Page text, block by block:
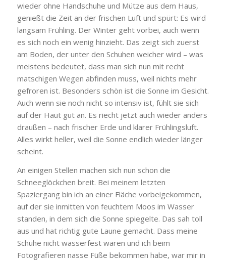
wieder ohne Handschuhe und Mütze aus dem Haus,
genießt die Zeit an der frischen Luft und spürt: Es wird
langsam Frühling. Der Winter geht vorbei, auch wenn
es sich noch ein wenig hinzieht. Das zeigt sich zuerst
am Boden, der unter den Schuhen weicher wird – was
meistens bedeutet, dass man sich nun mit recht
matschigen Wegen abfinden muss, weil nichts mehr
gefroren ist. Besonders schön ist die Sonne im Gesicht.
Auch wenn sie noch nicht so intensiv ist, fühlt sie sich
auf der Haut gut an. Es riecht jetzt auch wieder anders
draußen – nach frischer Erde und klarer Frühlingsluft.
Alles wirkt heller, weil die Sonne endlich wieder länger
scheint.
An einigen Stellen machen sich nun schon die
Schneeglöckchen breit. Bei meinem letzten
Spaziergang bin ich an einer Fläche vorbeigekommen,
auf der sie inmitten von feuchtem Moos im Wasser
standen, in dem sich die Sonne spiegelte. Das sah toll
aus und hat richtig gute Laune gemacht. Dass meine
Schuhe nicht wasserfest waren und ich beim
Fotografieren nasse Füße bekommen habe, war mir in